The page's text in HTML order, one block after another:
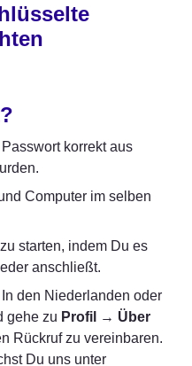
korrekt aus
Computer im selben
starten, indem Du es
anschließt.
den Niederlanden oder
gehe zu Profil → Über
Rückruf zu vereinbaren.